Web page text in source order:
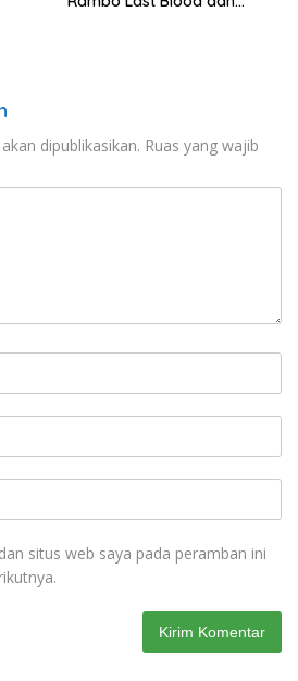
dipublikasikan. Ruas yang wajib
situs web saya pada peramban ini